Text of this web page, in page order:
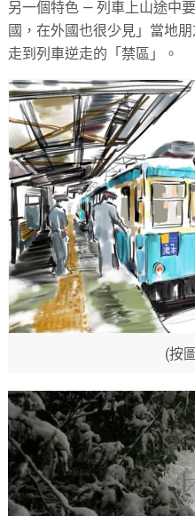
另一個特色 — 列車上山途中
國，在外國也很少見」當地
走到列車逆走的「禁區」。
(按